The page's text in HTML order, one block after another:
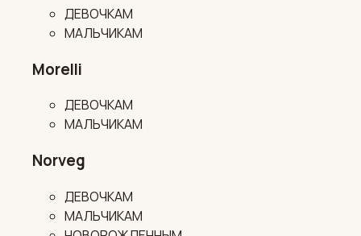
ДЕВОЧКАМ
МАЛЬЧИКАМ
Morelli
ДЕВОЧКАМ
МАЛЬЧИКАМ
Norveg
ДЕВОЧКАМ
МАЛЬЧИКАМ